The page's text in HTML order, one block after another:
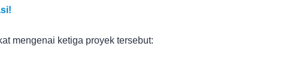
mengenai ketiga proyek tersebut: